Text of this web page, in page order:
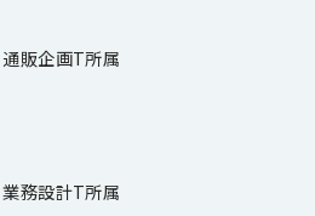
通販企画T所属
業務設計T所属